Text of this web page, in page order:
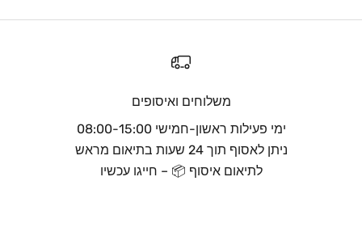
משלוחים ואיסופים
ימי פעילות ראשון-חמישי 08:00-15:00
ניתן לאסוף תוך 24 שעות בתיאום מראש
לתיאום איסוף 📦 – חייגו עכשיו